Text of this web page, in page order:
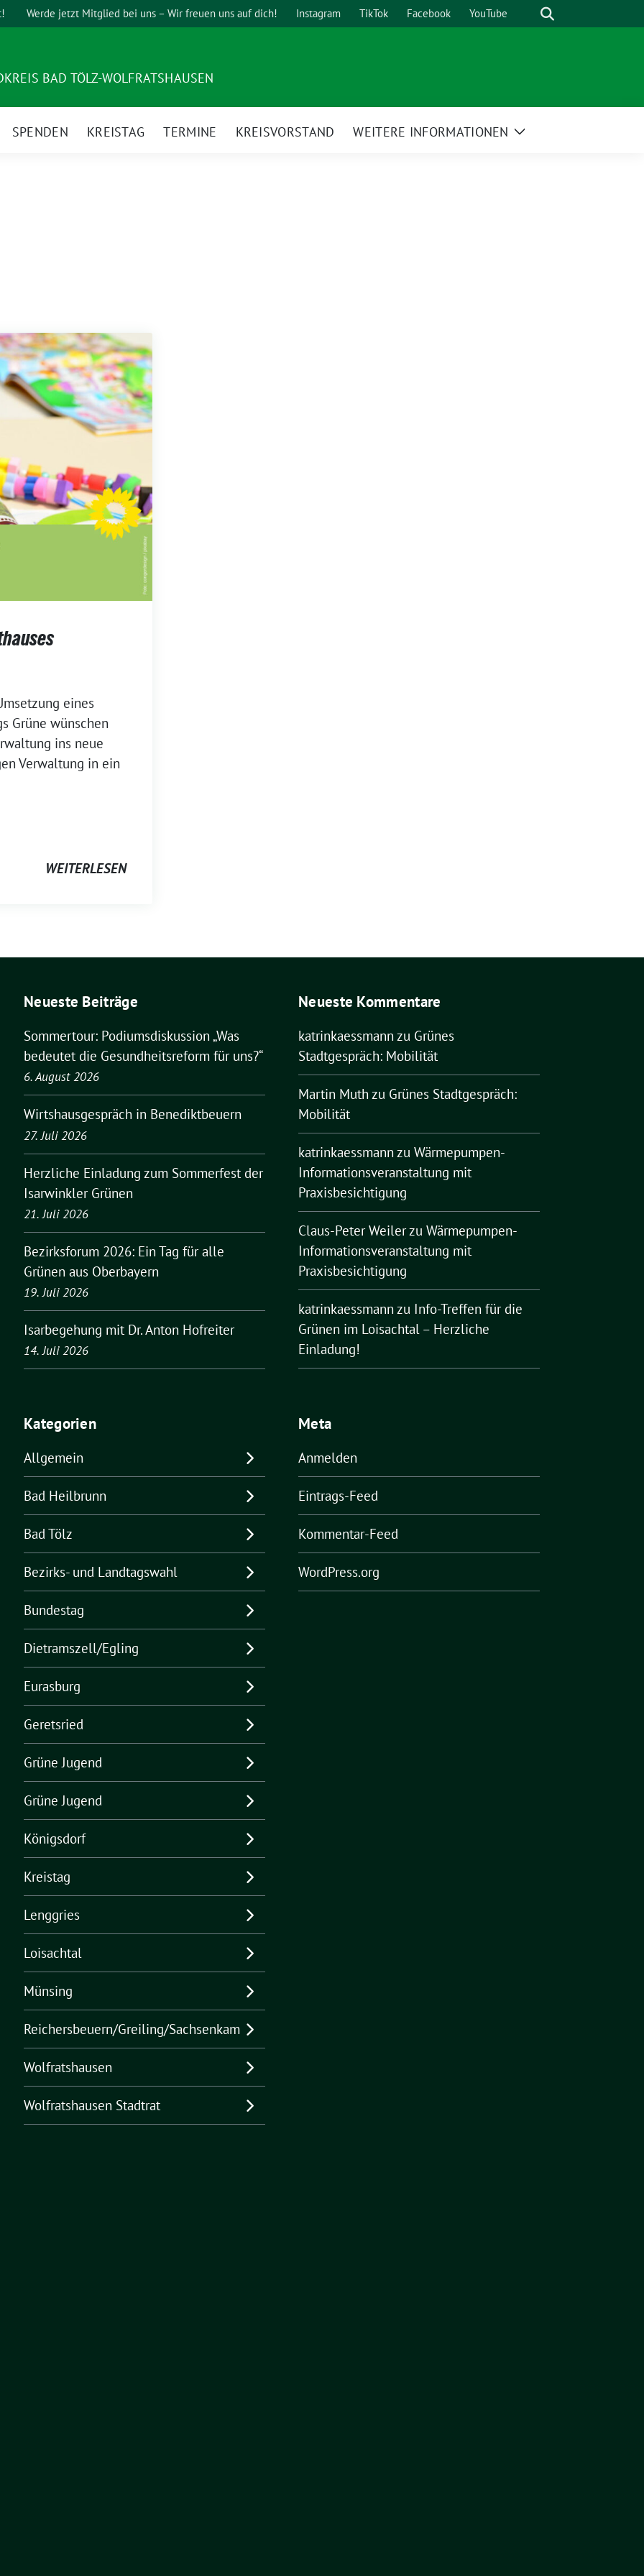
Werde jetzt Mitglied bei uns – Wir freuen uns auf dich! Instagram TikTok Facebook YouTube Suche
BAD TÖLZ-WOLFRATSHAUSEN
SPENDEN KREISTAG TERMINE KREISVORSTAND WEITERE INFORMATIONEN
Zeige
eines
Grüne wünschen
ins neue
Verwaltung in ein
WEITERLESEN
Neueste Beiträge
Sommertour: Podiumsdiskussion „Was
bedeutet die Gesundheitsreform für uns?“
6. August 2026
Wirtshausgespräch in Benediktbeuern
27. Juli 2026
Herzliche Einladung zum Sommerfest der
Isarwinkler Grünen
21. Juli 2026
Bezirksforum 2026: Ein Tag für alle
Grünen aus Oberbayern
19. Juli 2026
Isarbegehung mit Dr. Anton Hofreiter
14. Juli 2026
Neueste Kommentare
katrinkaessmann zu Grünes
Stadtgespräch: Mobilität
Martin Muth zu Grünes Stadtgespräch:
Mobilität
katrinkaessmann zu Wärmepumpen-
Informationsveranstaltung mit
Praxisbesichtigung
Claus-Peter Weilerzu Wärmepumpen-
Informationsveranstaltung mit
Praxisbesichtigung
katrinkaessmann zu Info-Treffen für die
Grünen im Loisachtal – Herzliche
Einladung!
Kategorien
Allgemein
Bad Heilbrunn
Bad Tölz
Bezirks- und Landtagswahl
Bundestag
Dietramszell/Egling
Eurasburg
Geretsried
Grüne Jugend
Grüne Jugend
Königsdorf
Kreistag
Lenggries
Loisachtal
Münsing
Reichersbeuern/Greiling/Sachsenkam
Wolfratshausen
Wolfratshausen Stadtrat
Meta
Anmelden
Eintrags-Feed
Kommentar-Feed
WordPress.org